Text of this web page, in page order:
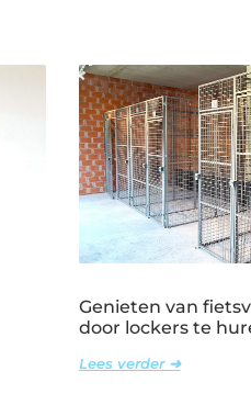
Genieten van
door lockers te
Lees verder ➜